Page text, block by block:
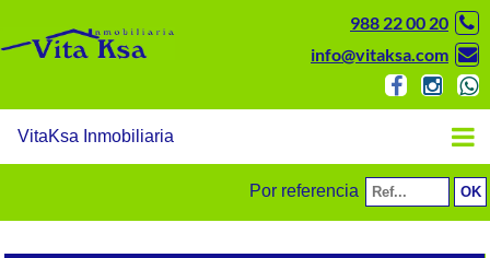
988 22 00 20
info@vitaksa.com
VitaKsa Inmobiliaria
Por referencia